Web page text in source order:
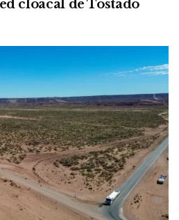
cloacal de Tostado